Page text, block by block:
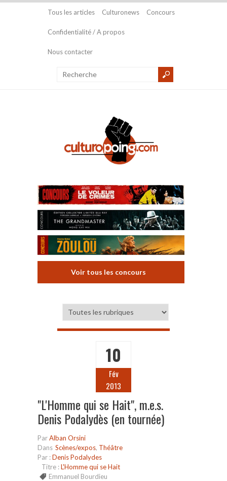
Tous les articles Culturonews Concours
Confidentialité / A propos
Nous contacter
Voir tous les concours
10
Fév
2013
"L'Homme qui se Hait", m.e.s.
Denis Podalydès (en tournée)
ParAlban Orsini
Dans Scènes/expos, Théâtre
Par :Denis Podalydes
Titre :L'Homme qui se Hait
Emmanuel Bourdieu